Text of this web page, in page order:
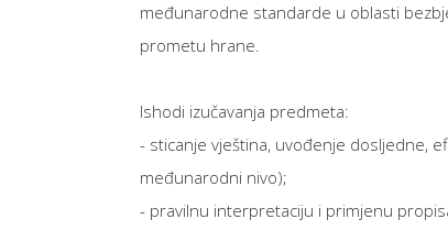
međunarodne standarde u oblasti
prometu hrane.
Ishodi izučavanja predmeta:
- sticanje vještina, uvođenje dosljedne,
međunarodni nivo);
- pravilnu interpretaciju i primjenu